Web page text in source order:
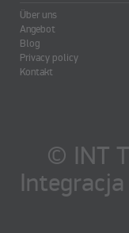
Über uns
Angebot
Blog
Privacy policy
Kontakt
© INT